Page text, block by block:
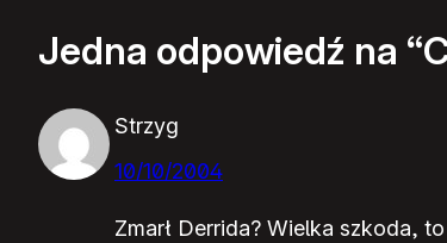
Jedna odpowiedź na
Strzyg
10/10/2004
Zmarł Derrida? Wielka szkoda,